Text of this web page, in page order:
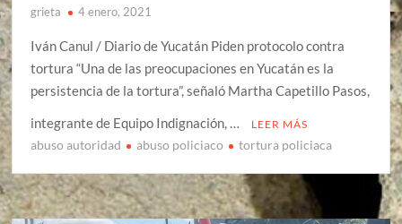
grieta 4 enero, 2021
Iván Canul / Diario de Yucatán Piden protocolo contra
tortura “Una de las preocupaciones en Yucatán es la
persistencia de la tortura”, señaló Martha Capetillo Pasos,
integrante de Equipo Indignación, …
LEER MÁS
abuso autoridad abuso policiaco tortura policiaca